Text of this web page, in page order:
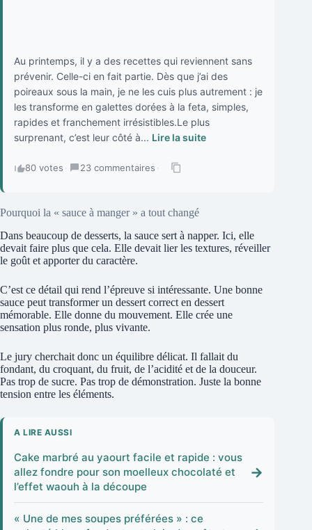
Au printemps, il y a des recettes qui reviennent sans
prévenir. Celle-ci en fait partie. Dès que j’ai des
poireaux sous la main, je ne les cuis plus autrement : je
les transforme en galettes dorées à la feta, simples,
rapides et franchement irrésistibles.Le plus
surprenant, c’est leur côté à... Lire la suite
80 votes · 23 commentaires ·
Pourquoi la « sauce à manger » a tout changé
Dans beaucoup de desserts, la sauce sert à napper. Ici, elle
devait faire plus que cela. Elle devait lier les textures, réveiller
le goût et apporter du caractère.
C’est ce détail qui rend l’épreuve si intéressante. Une bonne
sauce peut transformer un dessert correct en dessert
mémorable. Elle donne du mouvement. Elle crée une
sensation plus ronde, plus vivante.
Le jury cherchait donc un équilibre délicat. Il fallait du
fondant, du croquant, du fruit, de l’acidité et de la douceur.
Pas trop de sucre. Pas trop de démonstration. Juste la bonne
tension entre les éléments.
A LIRE AUSSI
Cake marbré au yaourt facile et rapide : vous
allez fondre pour son moelleux chocolaté et
l’effet waouh à la découpe
→
« Une de mes soupes préférées » : ce